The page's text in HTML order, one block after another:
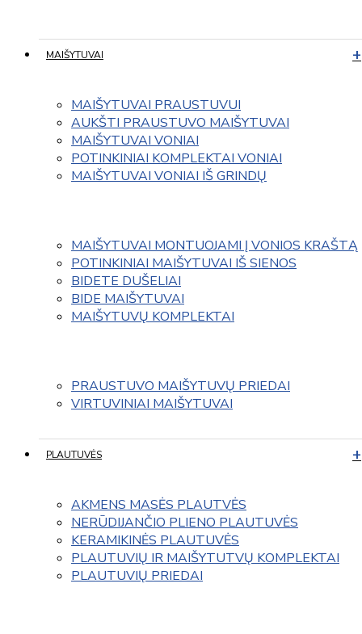
MAIŠYTUVAI
MAIŠYTUVAI PRAUSTUVUI
AUKŠTI PRAUSTUVO MAIŠYTUVAI
MAIŠYTUVAI VONIAI
POTINKINIAI KOMPLEKTAI VONIAI
MAIŠYTUVAI VONIAI IŠ GRINDŲ
MAIŠYTUVAI MONTUOJAMI Į VONIOS KRAŠTĄ
POTINKINIAI MAIŠYTUVAI IŠ SIENOS
BIDETE DUŠELIAI
BIDE MAIŠYTUVAI
MAIŠYTUVŲ KOMPLEKTAI
PRAUSTUVO MAIŠYTUVŲ PRIEDAI
VIRTUVINIAI MAIŠYTUVAI
PLAUTUVĖS
AKMENS MASĖS PLAUTVĖS
NERŪDIJANČIO PLIENO PLAUTUVĖS
KERAMIKINĖS PLAUTUVĖS
PLAUTUVIŲ IR MAIŠYTUTVŲ KOMPLEKTAI
PLAUTUVIŲ PRIEDAI